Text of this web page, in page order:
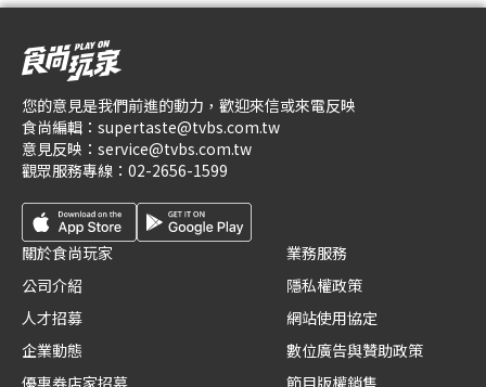
您的意見是我們前進的動力，歡迎來信或來電反映
食尚編輯： supertaste@tvbs.com.tw
意見反映： service@tvbs.com.tw
觀眾服務專線： 02-2656-1599
關於食尚玩家
公司介紹
人才招募
企業動態
業務服務
隱私權政策
網站使用協定
數位廣告與贊助政策